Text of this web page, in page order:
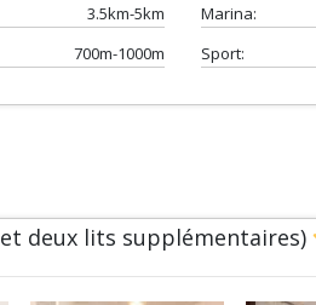
3.5km-5km Marina:
700m-1000m Sport:
deux lits supplémentaires)